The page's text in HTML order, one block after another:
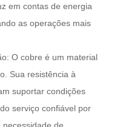
em contas de energia
as operações mais
O cobre é um material
Sua resistência à
suportar condições
serviço confiável por
de